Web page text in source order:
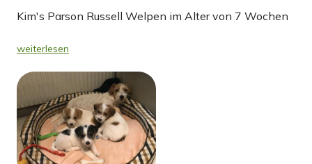
Kim's Parson Russell Welpen im Alter von 7 Wochen
weiterlesen